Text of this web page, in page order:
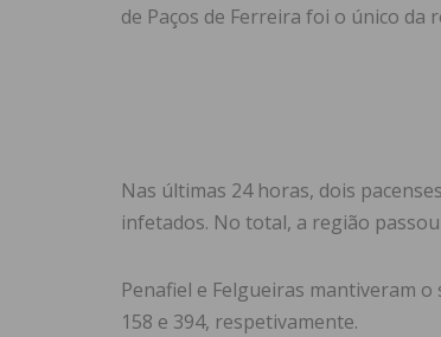
de Paços de Ferreira foi o único da
Nas últimas 24 horas, dois
infetados. No total, a região
Penafiel e Felgueiras mantiveram
158 e 394, respetivamente.